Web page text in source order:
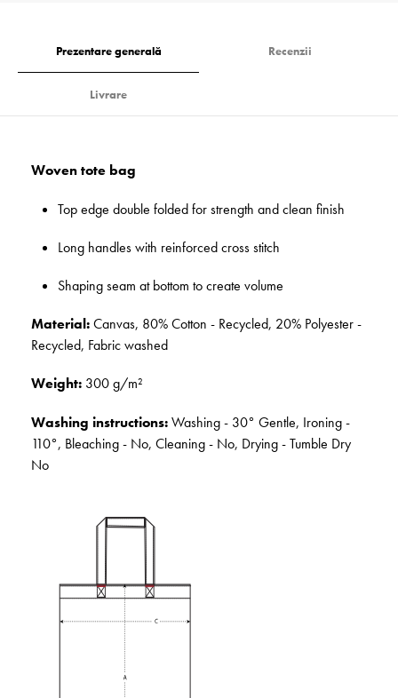
Prezentare generală Recenzii
Livrare
Woven tote bag
Top edge double folded for strength and clean finish
Long handles with reinforced cross stitch
Shaping seam at bottom to create volume
Material:Canvas, 80% Cotton - Recycled, 20% Polyester -
Recycled, Fabric washed
Weight: 300 g/m²
Washing instructions:Washing - 30° Gentle, Ironing -
110°, Bleaching - No, Cleaning - No, Drying - Tumble Dry
No